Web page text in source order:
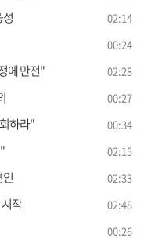
02:14
00:24
에 만전" 02:28
00:27
하라" 00:34
02:15
02:33
작 02:48
00:26